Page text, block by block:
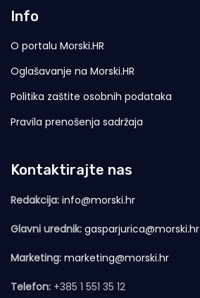
Info
O portalu Morski.HR
Oglašavanje na Morski.HR
Politika zaštite osobnih podataka
Pravila prenošenja sadržaja
Kontaktirajte nas
Redakcija: info@morski.hr
Glavni urednik: gasparjurica@morski.hr
Marketing: marketing@morski.hr
Telefon: +385 1 551 35 12